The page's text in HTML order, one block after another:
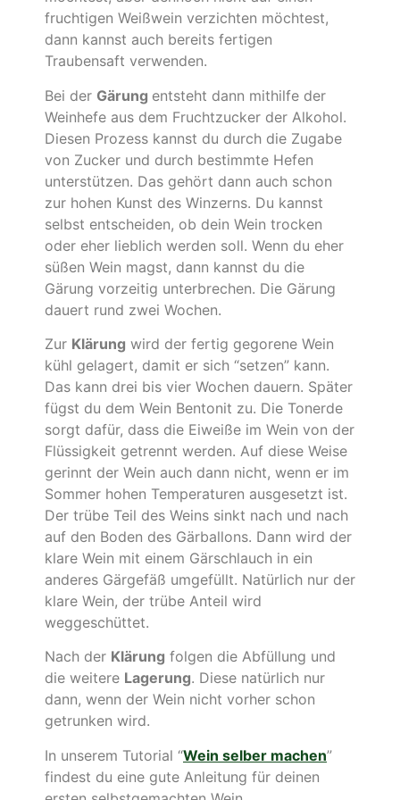
fruchtigen Weißwein verzichten möchtest,
dann kannst auch bereits fertigen
Traubensaft verwenden.
Bei der Gärung entsteht dann mithilfe der
Weinhefe aus dem Fruchtzucker der Alkohol.
Diesen Prozess kannst du durch die Zugabe
von Zucker und durch bestimmte Hefen
unterstützen. Das gehört dann auch schon
zur hohen Kunst des Winzerns. Du kannst
selbst entscheiden, ob dein Wein trocken
oder eher lieblich werden soll. Wenn du eher
süßen Wein magst, dann kannst du die
Gärung vorzeitig unterbrechen. Die Gärung
dauert rund zwei Wochen.
Zur Klärung wird der fertig gegorene Wein
kühl gelagert, damit er sich “setzen” kann.
Das kann drei bis vier Wochen dauern. Später
fügst du dem Wein Bentonit zu. Die Tonerde
sorgt dafür, dass die Eiweiße im Wein von der
Flüssigkeit getrennt werden. Auf diese Weise
gerinnt der Wein auch dann nicht, wenn er im
Sommer hohen Temperaturen ausgesetzt ist.
Der trübe Teil des Weins sinkt nach und nach
auf den Boden des Gärballons. Dann wird der
klare Wein mit einem Gärschlauch in ein
anderes Gärgefäß umgefüllt. Natürlich nur der
klare Wein, der trübe Anteil wird
weggeschüttet.
Nach der Klärung folgen die Abfüllung und
die weitere Lagerung. Diese natürlich nur
dann, wenn der Wein nicht vorher schon
getrunken wird.
In unserem Tutorial “Wein selber machen”
findest du eine gute Anleitung für deinen